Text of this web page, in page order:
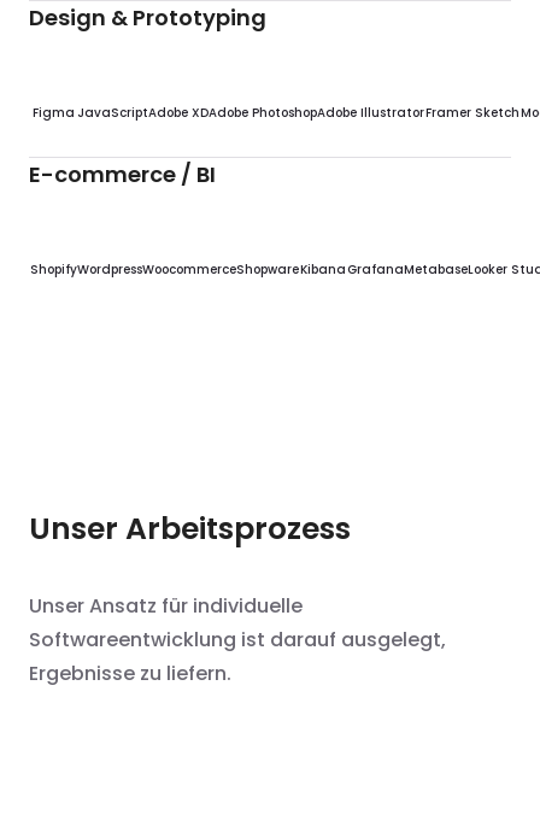
Design & Prototyping
Figma JavaScriptAdobe XDAdobe PhotoshopAdobe IllustratorFramer Sketch
E-commerce / BI
ShopifyWordpressWoocommerceShopwareKibanaGrafanaMetabaseLooker
Unser Arbeitsprozess
Unser Ansatz für individuelle
Softwareentwicklung ist darauf ausgelegt,
Ergebnisse zu liefern.